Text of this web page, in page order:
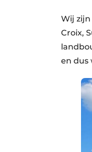
Wij
Croix,
en dus